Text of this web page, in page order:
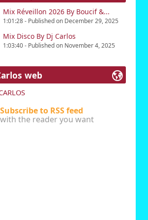
Mix Réveillon 2026 By Boucif &...
1:01:28 - Published on December 29, 2025
Mix Disco By Dj Carlos
1:03:40 - Published on November 4, 2025
web
Subscribe to RSS feed
with the reader you want